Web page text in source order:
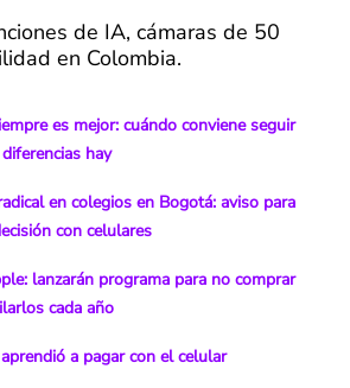
de IA, cámaras de 50
en Colombia.
es mejor: cuándo conviene seguir
hay
en colegios en Bogotá: aviso para
con celulares
lanzarán programa para no comprar
cada año
a pagar con el celular